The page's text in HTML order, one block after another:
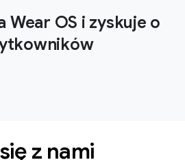
Wear OS i zyskuje o
z nami